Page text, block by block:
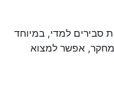
סבירים למדי, במיוחד
אפשר למצוא